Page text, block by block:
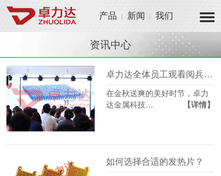
产品 新闻 我们
资讯中心
卓力达全体员工观看阅兵仪式 凝聚爱国情怀激发制造热情！
在金秋送爽的美好时节，卓力
达金属科技…
【详情】
如何选择合适的发热片？